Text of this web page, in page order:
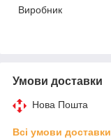
Виробник
Умови доставки
Нова Пошта
Всі умови доставки